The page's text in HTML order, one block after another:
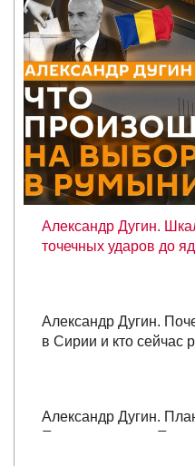
Александр Дугин.
точечных ударов до
Александр Дугин.
в Сирии и кто сейчас
Александр Дугин.
Приднестровью,